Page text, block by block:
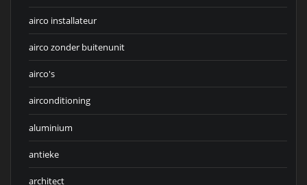
airco installateur
airco zonder buitenunit
airco's
airconditioning
aluminium
antieke
architect